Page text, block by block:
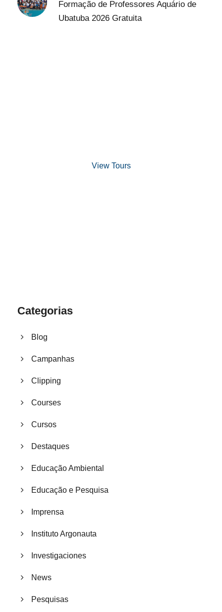
Formação de Professores Aquário de
Ubatuba 2026 Gratuita
View Tours
Categorias
Blog
Campanhas
Clipping
Courses
Cursos
Destaques
Educação Ambiental
Educação e Pesquisa
Imprensa
Instituto Argonauta
Investigaciones
News
Pesquisas